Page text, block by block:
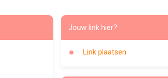
Jouw link hier?
Link plaatsen